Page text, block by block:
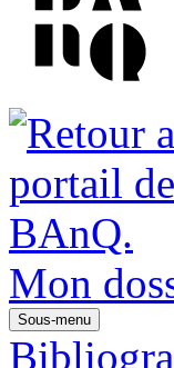
Mon
Sous-menu